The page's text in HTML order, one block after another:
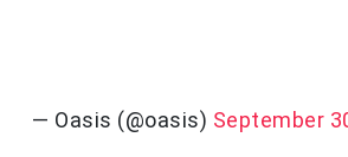
— Oasis (@oasis) September